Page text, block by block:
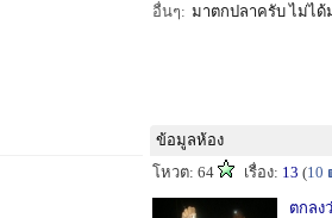
อื่นๆ: มาตกปลาครับ ไม่ได้
ข้อมูลห้อง
โหวต: 64
เรื่อง: 13 (10
ตกลง